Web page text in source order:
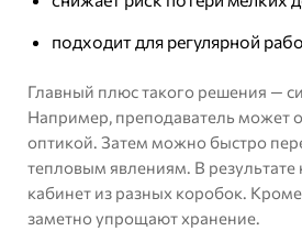
подходит для регулярной
Главный плюс такого решения —
Например, преподаватель может
оптикой. Затем можно быстро
тепловым явлениям. В результате
кабинет из разных коробок.
заметно упрощают хранение.